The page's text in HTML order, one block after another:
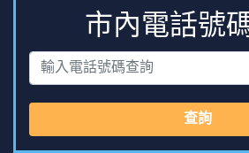
市內電話號
查詢